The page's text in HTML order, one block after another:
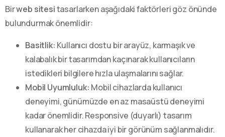
Birweb sitesitasarlarken aşağıdaki faktörleri göz önünde
bulundurmak önemlidir:
Basitlik: Kullanıcı dostu bir arayüz, karmaşık ve
kalabalık bir tasarımdan kaçınarak kullanıcıların
istedikleri bilgilere hızla ulaşmalarını sağlar.
Mobil Uyumluluk: Mobil cihazlarda kullanıcı
deneyimi, günümüzde en az masaüstü deneyimi
kadar önemlidir. Responsive (duyarlı) tasarım
kullanarak her cihazda iyi bir görünüm sağlanmalıdır.